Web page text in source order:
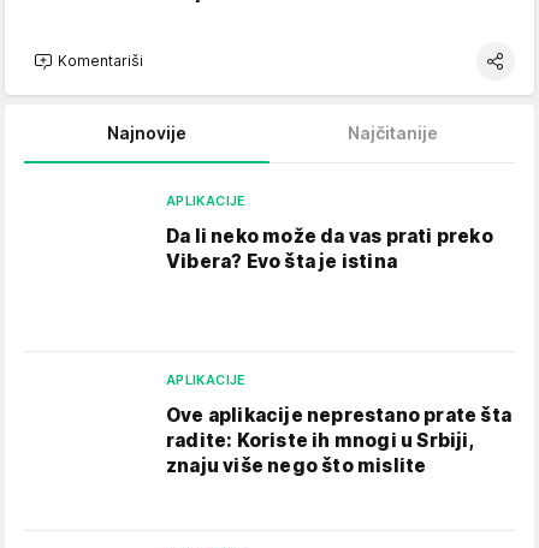
Komentariši
Najnovije Najčitanije
APLIKACIJE
Da li neko može da vas prati preko
Vibera? Evo šta je istina
APLIKACIJE
Ove aplikacije neprestano prate šta
radite: Koriste ih mnogi u Srbiji,
znaju više nego što mislite